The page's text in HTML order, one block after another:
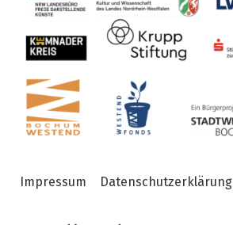
Impressum Datenschutzerklärung